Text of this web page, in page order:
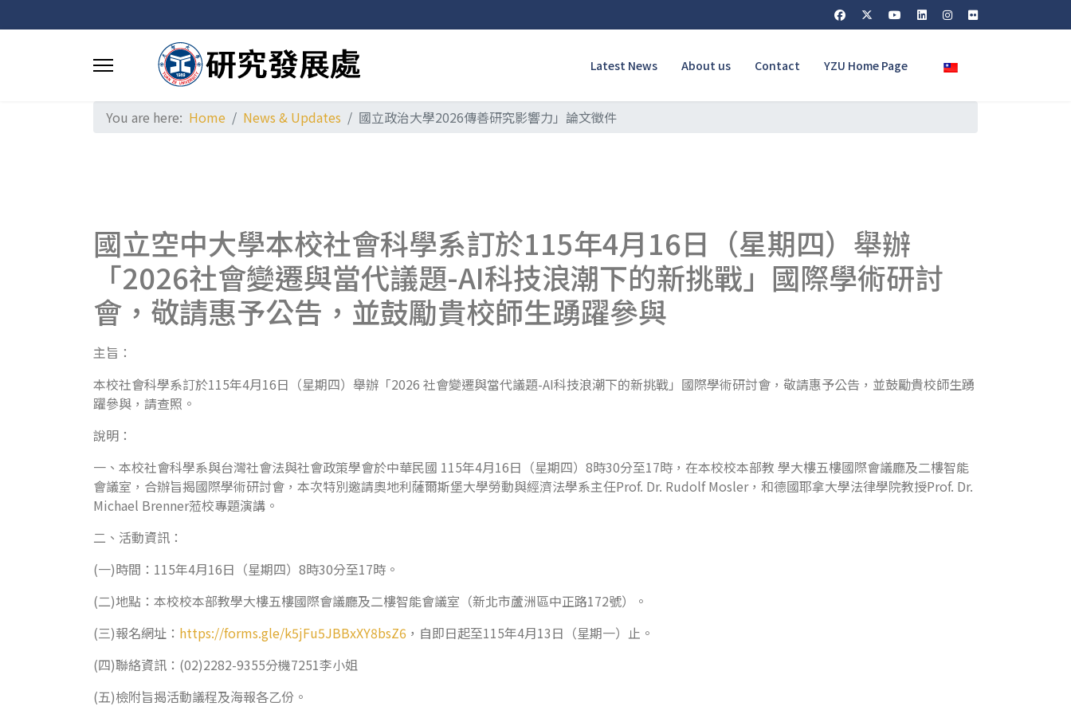
Latest News About us Contact YZU Home Page Select your language
You are here: Home News & Updates 國立政治大學2026傳善研究影響力」論文徵件
國立空中大學本校社會科學系訂於115年4月16日（星期四）舉辦
「2026社會變遷與當代議題-AI科技浪潮下的新挑戰」國際學術研討
會，敬請惠予公告，並鼓勵貴校師生踴躍參與
主旨：
本校社會科學系訂於115年4月16日（星期四）舉辦「2026 社會變遷與當代議題-AI科技浪潮下的新挑戰」國際學術研討會，敬請惠予公告，並鼓勵貴校師生踴
躍參與，請查照。
說明：
一、本校社會科學系與台灣社會法與社會政策學會於中華民國 115年4月16日（星期四）8時30分至17時，在本校校本部教 學大樓五樓國際會議廳及二樓智能
會議室，合辦旨揭國際學術研討會，本次特別邀請奧地利薩爾斯堡大學勞動與經濟法學系主任Prof. Dr. Rudolf Mosler，和德國耶拿大學法律學院教授Prof. Dr.
Michael Brenner蒞校專題演講。
二、活動資訊：
(一)時間：115年4月16日（星期四）8時30分至17時。
(二)地點：本校校本部教學大樓五樓國際會議廳及二樓智能會議室（新北市蘆洲區中正路172號）。
(三)報名網址： https://forms.gle/k5jFu5JBBxXY8bsZ6 ，自即日起至115年4月13日（星期一）止。
(四)聯絡資訊：(02)2282-9355分機7251李小姐
(五)檢附旨揭活動議程及海報各乙份。